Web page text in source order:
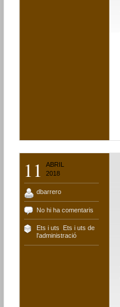
11
ABRIL
2018
dbarrero
No hi ha comentaris
Ets i uts
Ets i uts de
l'administració